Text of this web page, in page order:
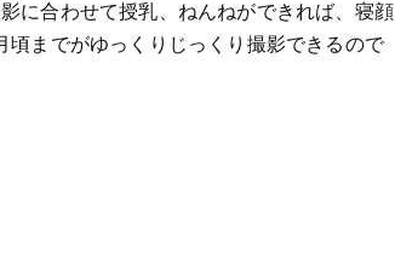
に合わせて授乳、ねんねができれば、寝顔
までがゆっくりじっくり撮影できるので